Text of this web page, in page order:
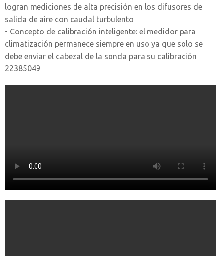
logran mediciones de alta precisión en los difusores de
salida de aire con caudal turbulento
• Concepto de calibración inteligente: el medidor para
climatización permanece siempre en uso ya que solo se
debe enviar el cabezal de la sonda para su calibración
22385049